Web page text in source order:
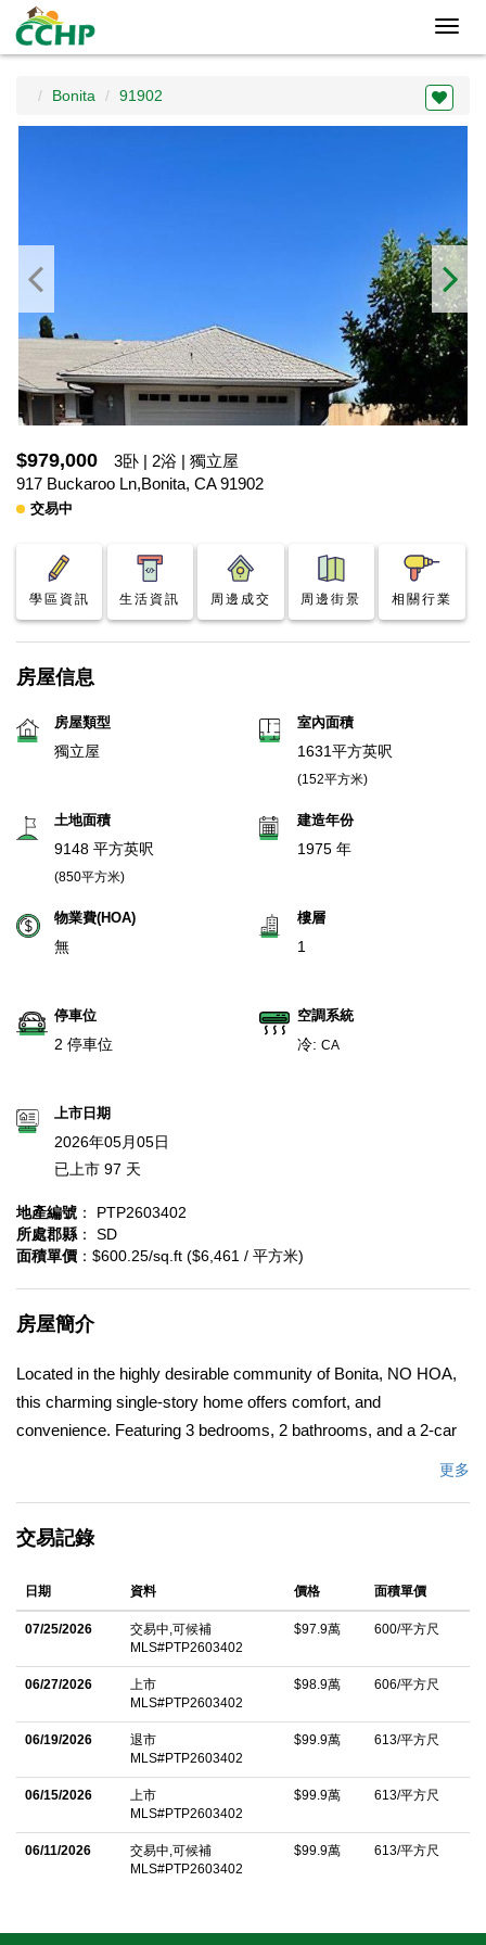
Bonita 91902
$979,000
3卧 | 2浴 | 獨立屋
917 Buckaroo Ln,Bonita, CA 91902
交易中
學區資訊 生活資訊 周邊成交 周邊街景 相關行業
房屋信息
房屋類型
獨立屋
室內面積
1631平方英呎
(152平方米)
土地面積
9148 平方英呎
(850平方米)
建造年份
1975 年
物業費(HOA)
無
樓層
1
停車位
2 停車位
空調系統
冷: CA
上市日期
2026年05月05日
已上市 97 天
地產編號 ： PTP2603402
所處郡縣 ： SD
面積單價 ：$600.25/sq.ft ($6,461 / 平方米)
房屋簡介
Located in the highly desirable community of Bonita, NO HOA,
this charming single-story home offers comfort, and
convenience. Featuring 3 bedrooms, 2 bathrooms, and a 2-car
inviting atmosphere. The exterior showcases a spacious
situated near golf courses, parks, schools, and shopping, this
home offers easy access to a variety of local amenities. Buyers,
Buyerâ€™s agent and broker to verify all information and
conduct their own due diligence prior to the close of escrow.
中文描述
更多
交易記錄
日期 資料 價格 面積單價
07/25/2026
交易中,可候補
MLS#PTP2603402
$97.9萬 600/平方尺
06/27/2026
上市
MLS#PTP2603402
$98.9萬 606/平方尺
06/19/2026
退市
MLS#PTP2603402
$99.9萬 613/平方尺
06/15/2026
上市
MLS#PTP2603402
$99.9萬 613/平方尺
06/11/2026
交易中,可候補
MLS#PTP2603402
$99.9萬 613/平方尺